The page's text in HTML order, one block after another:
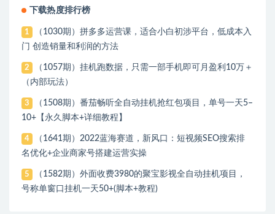
下载热度排行榜
1
（1030期）拼多多运营课，适合小白初涉平台，低成本入
门 创造销量和利润的方法
2
（1057期）挂机跑数据，只需一部手机即可月盈利10万＋
（内部玩法）
3
（1508期）番茄畅听全自动挂机抢红包项目，单号一天5–
10+【永久脚本+详细教程】
4
（1641期）2022蓝海赛道，新风口：短视频SEO搜索排
名优化+企业商家号搭建运营实操
5
（1582期）外面收费3980的聚宝影视全自动挂机项目，
号称单窗口挂机一天50+(脚本+教程)